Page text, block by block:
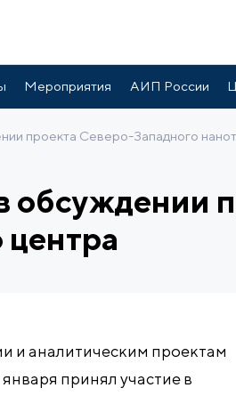
Мероприятия АИП России
проекта Северо-Западного
обсуждении
центра
и аналитическим проектам
принял участие в